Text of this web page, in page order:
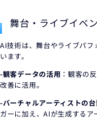
舞台・ライブイベ
AI技術は、舞台やライブパ
います。
-観客データの活用 ：観客の
改善に活用。
-バーチャルアーティストの
ガーに加え、AIが生成するア